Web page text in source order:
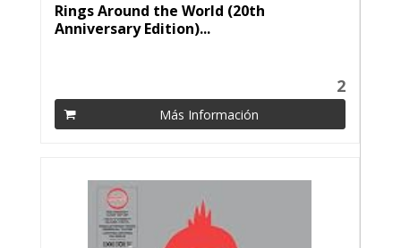
Rings Around the World (20th
Anniversary Edition)...
2
Más Información